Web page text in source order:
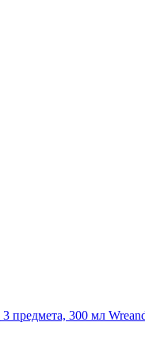
предмета, 300 мл